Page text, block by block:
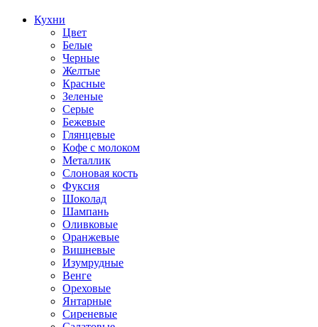
Кухни
Цвет
Белые
Черные
Желтые
Красные
Зеленые
Серые
Бежевые
Глянцевые
Кофе с молоком
Металлик
Слоновая кость
Фуксия
Шоколад
Шампань
Оливковые
Оранжевые
Вишневые
Изумрудные
Венге
Ореховые
Янтарные
Сиреневые